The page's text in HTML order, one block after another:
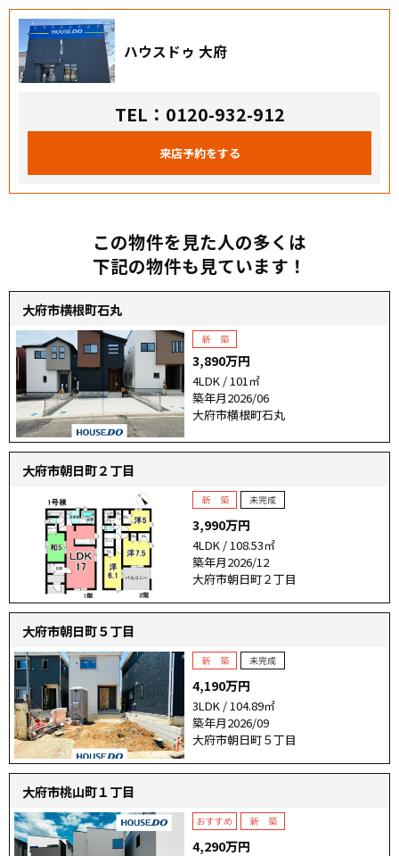
ハウスドゥ 大府
TEL：0120-932-912
来店予約をする
この物件を見た人の多くは
下記の物件も見ています！
大府市横根町石丸
3,890万円
4LDK / 101㎡
築年月2026/06
大府市横根町石丸
大府市朝日町２丁目
3,990万円
4LDK / 108.53㎡
築年月2026/12
大府市朝日町２丁目
大府市朝日町５丁目
4,190万円
3LDK / 104.89㎡
築年月2026/09
大府市朝日町５丁目
大府市桃山町１丁目
4,290万円